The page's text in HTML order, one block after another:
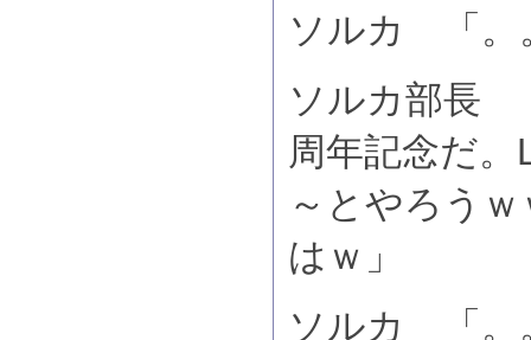
ソルカ 「。
ソルカ部長
周年記念だ
～とやろう
はｗ」
ソルカ 「。